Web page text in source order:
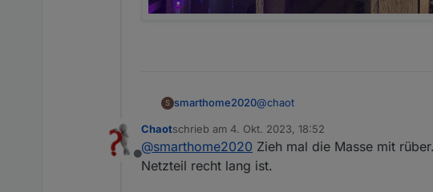
S smarthome2020@chaot
Der erste Streifen hängt komplett
hier nicht konstant sondern blinkt
Streifen per Kabel verlängert. 5v
Offline
Chaotschrieb am 4. Okt. 2023, 18:52
zuletzt editiert von
@smarthome2020 Zieh mal die Masse mit
Netzteil recht lang ist.